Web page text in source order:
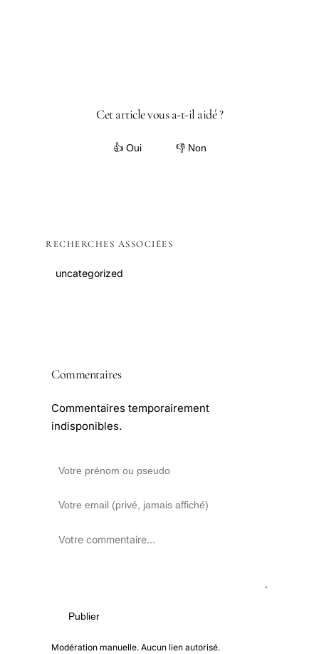
Cet article vous a-t-il aidé ?
👍 Oui 👎 Non
RECHERCHES ASSOCIÉES
uncategorized
Commentaires
Commentaires temporairement
indisponibles.
Publier
Modération manuelle. Aucun lien autorisé.